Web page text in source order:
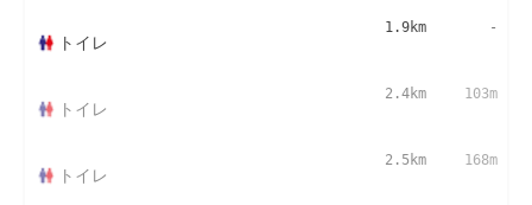
トイレ
1.9km -
トイレ
2.4km 103m
トイレ
2.5km 168m